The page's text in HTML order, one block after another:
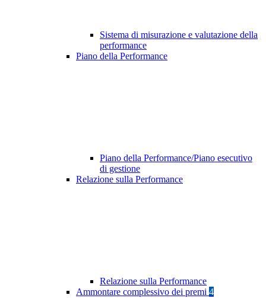
Sistema di misurazione e valutazione della
performance
Piano della Performance
Piano della Performance/Piano esecutivo
di gestione
Relazione sulla Performance
Relazione sulla Performance
Ammontare complessivo dei premi 4